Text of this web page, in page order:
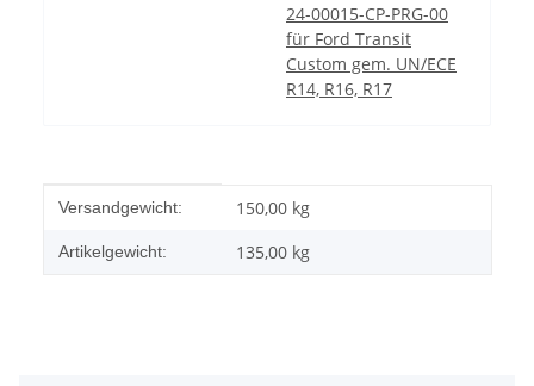
24-00015-CP-PRG-00
für Ford Transit
Custom gem. UN/ECE
R14, R16, R17
Produkteigenschaft
Wert
Versandgewicht: 150,00 kg
Artikelgewicht: 135,00 kg